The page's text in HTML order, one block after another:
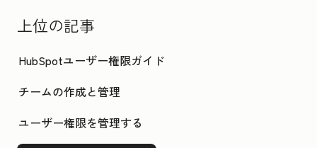
上位の記事
HubSpotユーザー権限ガイド
チームの作成と管理
ユーザー権限を管理する